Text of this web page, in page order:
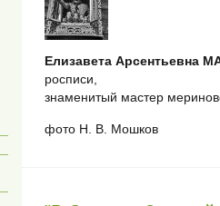
Елизавета Арсентьевна
росписи,
знаменитый мастер
фото Н. В. Мошков